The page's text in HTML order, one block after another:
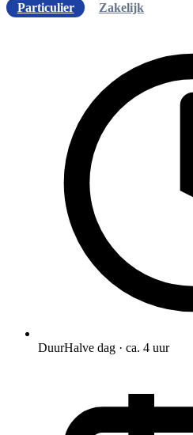
Particulier
Zakelijk
DuurHalve dag · ca. 4 uur